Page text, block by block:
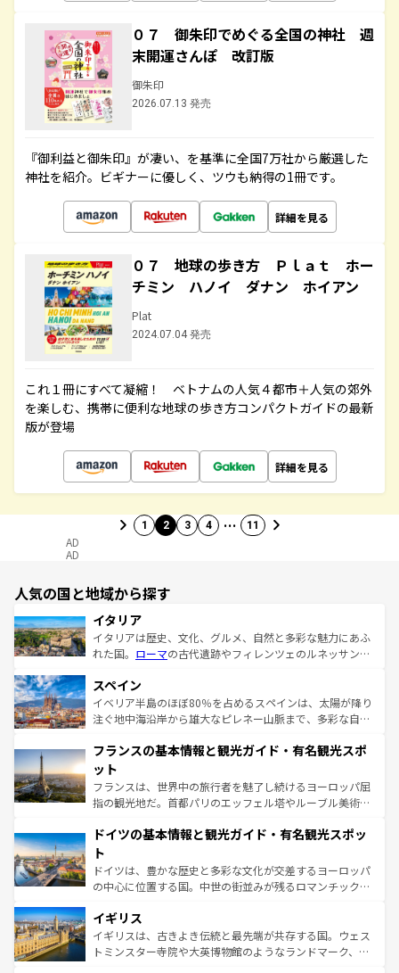
０７ 御朱印でめぐる全国の神社 週
末開運さんぽ 改訂版
御朱印
2026.07.13 発売
『御利益と御朱印』が凄い、を基準に全国7万社から厳選した
神社を紹介。ビギナーに優しく、ツウも納得の1冊です。
詳細を見る
０７ 地球の歩き方 Ｐｌａｔ ホー
チミン ハノイ ダナン ホイアン
Plat
2024.07.04 発売
これ１冊にすべて凝縮！ ベトナムの人気４都市＋人気の郊外
を楽しむ、携帯に便利な地球の歩き方コンパクトガイドの最新
版が登場
詳細を見る
1 2 3 4 … 11
AD
AD
人気の国と地域から探す
イタリア
イタリアは歴史、文化、グルメ、自然と多彩な魅力にあふ
れた国。 ローマの古代遺跡やフィレンツェのルネッサンス
ろん、トスカーナの美しい田園風景やアマルフィ海岸の絶
景など、自然景観も見逃せない。観光の合間には、本場の
ピザやパスタなど、絶品のイタリア料理を堪能することも
ませてくれるイタリアで、忘れられない旅をしてみよう！
なお、新着のイタリア情報は
しい。
スペイン
イベリア半島のほぼ80％を占めるスペインは、太陽が降り
注ぐ地中海沿岸から雄大なピレネー山脈まで、多彩な自然
文化が根付くこの国では、情熱的なフラメンコ、熱気あふ
れる闘牛、そして美味しいタパスが生活の一部となってい
る。首都マドリードの洗練された雰囲気や、バルセロナの
アートに溢れた街角から、地方では古代ローマ遺跡や中世
せる。地方によって風土や気候が異なるスペインはその個
ンテンツ一覧 を参照してほしい。
フランスの基本情報と観光ガイド・有名観光スポ
ット
フランスは、世界中の旅行者を魅了し続けるヨーロッパ屈
指の観光地だ。首都パリのエッフェル塔やルーブル美術館
で、幅広い魅力が詰まっている。華麗な宮殿、歴史的な大
聖堂、美しいビーチ、そして豊かな自然が、訪れる者を心
から魅了する。また、フランスは美食の国としても知ら
れ、フランス料理はユネスコ無形文化遺産にも登録されて
香り高いラベンダー畑など、多彩な楽しみ方が可能だ。さ
らに、パリ以外の地域にも魅力が溢れており、どの街角に
も豊かな歴史と文化が息づいている。パリ以外の個性あふ
ドイツの基本情報と観光ガイド・有名観光スポッ
ト
ドイツは、豊かな歴史と多彩な文化が交差するヨーロッパ
の中心に位置する国。中世の街並みが残るロマンチック街
顔を持つこの国は、どこを歩いても飽きることがない。ベ
ルリンの文化的活気、バイエルン州のアルプスの絶景、そ
してライン川沿いのワイン畑といった風景は必見。ビール
イギリス
イギリスは、古きよき伝統と最先端が共存する国。ウェス
トミンスター寺院や大英博物館のようなランドマーク、歴